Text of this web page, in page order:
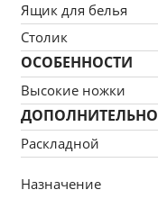
Ящик для белья
Столик
ОСОБЕННОСТИ
Высокие ножки
ДОПОЛНИТЕЛЬНО
Раскладной
Назначение